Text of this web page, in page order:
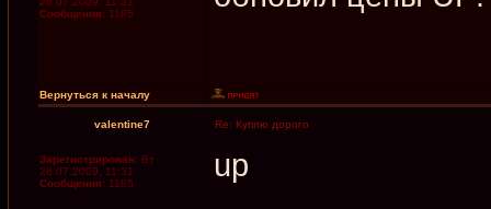
Сообщения: 1185
Вернуться к началу
valentine7 Re: Куплю дорого
Зарегистрирован: Вт
28.07.2009, 11:31
Сообщения: 1185
up